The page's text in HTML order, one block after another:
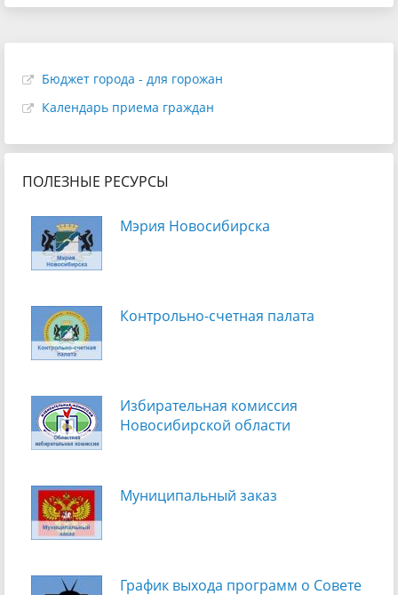
Бюджет города - для горожан
Календарь приема граждан
ПОЛЕЗНЫЕ РЕСУРСЫ
Мэрия Новосибирска
Контрольно-счетная палата
Избирательная комиссия
Новосибирской области
Муниципальный заказ
График выхода программ о Cовете